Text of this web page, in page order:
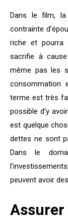
Dans le film,
contrainte
riche et pourra
sacrifie à
même pas les
consommation
terme est très
possible d’y
est quelque
dettes ne sont
Dans le
peuvent avoir